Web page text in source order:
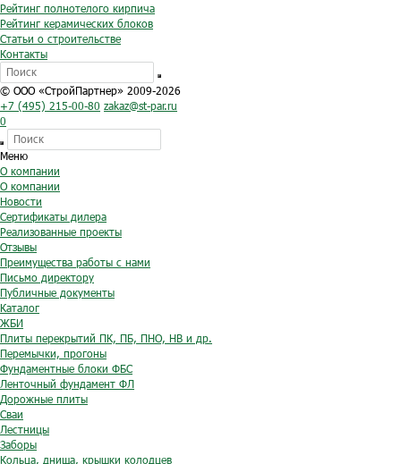
Рейтинг полнотелого кирпича
Рейтинг керамических блоков
Статьи о строительстве
Контакты
© ООО «СтройПартнер» 2009-2026
+7 (495) 215-00-80 zakaz@st-par.ru
0
Меню
О компании
О компании
Новости
Сертификаты дилера
Реализованные проекты
Отзывы
Преимущества работы с нами
Письмо директору
Публичные документы
Каталог
ЖБИ
Плиты перекрытий ПК, ПБ, ПНО, НВ и др.
Перемычки, прогоны
Фундаментные блоки ФБС
Ленточный фундамент ФЛ
Дорожные плиты
Сваи
Лестницы
Заборы
Кольца, днища, крышки колодцев